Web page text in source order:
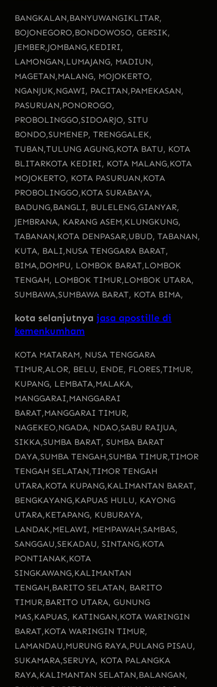
BANGKALAN,BANYUWANGIKLITAR,
BOJONEGORO,BONDOWOSO, GERSIK,
JEMBER,JOMBANG,KEDIRI,
LAMONGAN,LUMAJANG, MADIUN,
MAGETAN,MALANG, MOJOKERTO,
NGANJUK,NGAWI, PACITAN,PAMEKASAN,
PASURUAN,PONOROGO,
PROBOLINGGO,SIDOARJO, SITU
BONDO,SUMENEP, TRENGGALEK,
TUBAN,TULUNG AGUNG,KOTA BATU, KOTA
BLITARKOTA KEDIRI, KOTA MALANG,KOTA
MOJOKERTO, KOTA PASURUAN,KOTA
PROBOLINGGO,KOTA SURABAYA,
BADUNG,BANGLI, BULELENG,GIANYAR,
JEMBRANA, KARANG ASEM,KLUNGKUNG,
TABANAN,KOTA DENPASAR,UBUD, TABANAN,
KUTA, BALI,NUSA TENGGARA BARAT,
BIMA,DOMPU, LOMBOK BARAT,LOMBOK
TENGAH, LOMBOK TIMUR,LOMBOK UTARA,
SUMBAWA,SUMBAWA BARAT, KOTA BIMA,
kota selanjutnya jasa apostille di
kemenkumham
KOTA MATARAM, NUSA TENGGARA
TIMUR,ALOR, BELU, ENDE, FLORES,TIMUR,
KUPANG, LEMBATA,MALAKA,
MANGGARAI,MANGGARAI
BARAT,MANGGARAI TIMUR,
NAGEKEO,NGADA, NDAO,SABU RAIJUA,
SIKKA,SUMBA BARAT, SUMBA BARAT
DAYA,SUMBA TENGAH,SUMBA TIMUR,TIMOR
TENGAH SELATAN,TIMOR TENGAH
UTARA,KOTA KUPANG,KALIMANTAN BARAT,
BENGKAYANG,KAPUAS HULU, KAYONG
UTARA,KETAPANG, KUBURAYA,
LANDAK,MELAWI, MEMPAWAH,SAMBAS,
SANGGAU,SEKADAU, SINTANG,KOTA
PONTIANAK,KOTA
SINGKAWANG,KALIMANTAN
TENGAH,BARITO SELATAN, BARITO
TIMUR,BARITO UTARA, GUNUNG
MAS,KAPUAS, KATINGAN,KOTA WARINGIN
BARAT,KOTA WARINGIN TIMUR,
LAMANDAU,MURUNG RAYA,PULANG PISAU,
SUKAMARA,SERUYA, KOTA PALANGKA
RAYA,KALIMANTAN SELATAN,BALANGAN,